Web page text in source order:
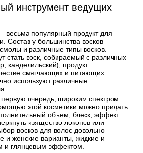
инструмент ведущих
– весьма популярный продукт для
Состав у большинства восков
и различные типы восков.
стать воск, собираемый с различных
канделильский), продукт
смягчающих и питающих
используют различные
очередь, широким спектром
этой косметики можно придать
объем, блеск, эффект
изящество локонов или
восков для волос довольно
и женские варианты, жидкие и
и глянцевым эффектом.